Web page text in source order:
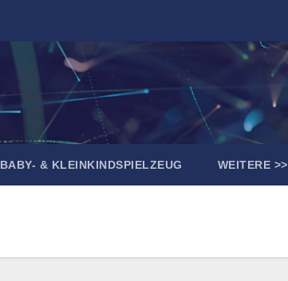
BABY- & KLEINKINDSPIELZEUG WEITERE >>